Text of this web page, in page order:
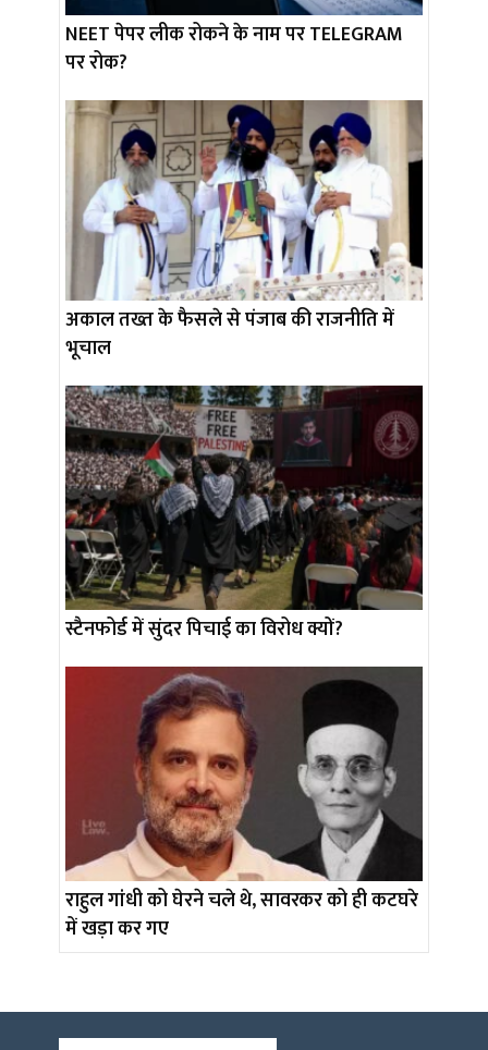
NEET पेपर लीक रोकने के नाम पर TELEGRAM
पर रोक?
अकाल तख्त के फैसले से पंजाब की राजनीति में
भूचाल
स्टैनफोर्ड में सुंदर पिचाई का विरोध क्यों?
राहुल गांधी को घेरने चले थे, सावरकर को ही कटघरे
में खड़ा कर गए